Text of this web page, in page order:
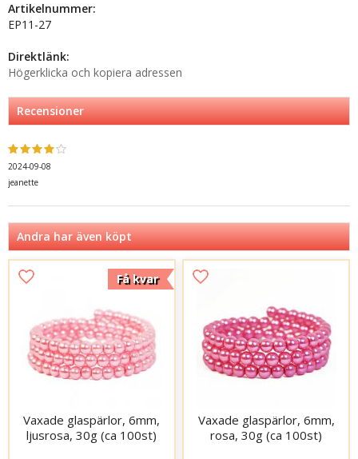
Artikelnummer:
EP11-27
Direktlänk:
Högerklicka och kopiera adressen
Recensioner
2024-09-08
jeanette
Andra har även köpt
Få kvar
Vaxade glaspärlor, 6mm,
ljusrosa, 30g (ca 100st)
Vaxade glaspärlor, 6mm,
rosa, 30g (ca 100st)